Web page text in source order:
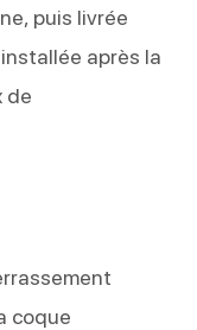
puis livrée
après la
de
coque